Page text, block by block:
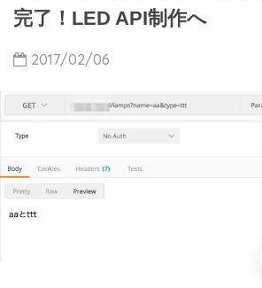
完了！LED API制作へ
2017/02/06